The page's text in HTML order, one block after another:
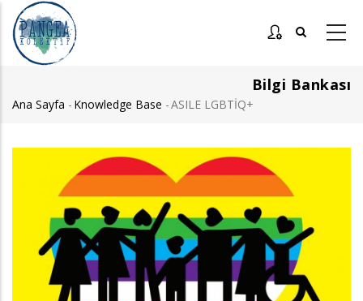
Ana
içeriğe
atla
Bilgi Bankası
Sayfa
yolu
Ana Sayfa - Knowledge Base -ASILE LGBTİQ+